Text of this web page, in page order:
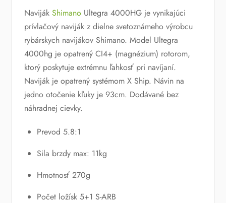
Naviják Shimano Ultegra 4000HG je vynikajúci
prívlačový naviják z dielne svetoznámeho výrobcu
rybárskych navijákov Shimano. Model Ultegra
4000hg je opatrený CI4+ (magnézium) rotorom,
ktorý poskytuje extrémnu ľahkosť pri navíjaní.
Naviják je opatrený systémom X Ship. Návin na
jedno otočenie kľuky je 93cm. Dodávané bez
náhradnej cievky.
Prevod 5.8:1
Sila brzdy max: 11kg
Hmotnosť 270g
Počet ložísk 5+1 S-ARB